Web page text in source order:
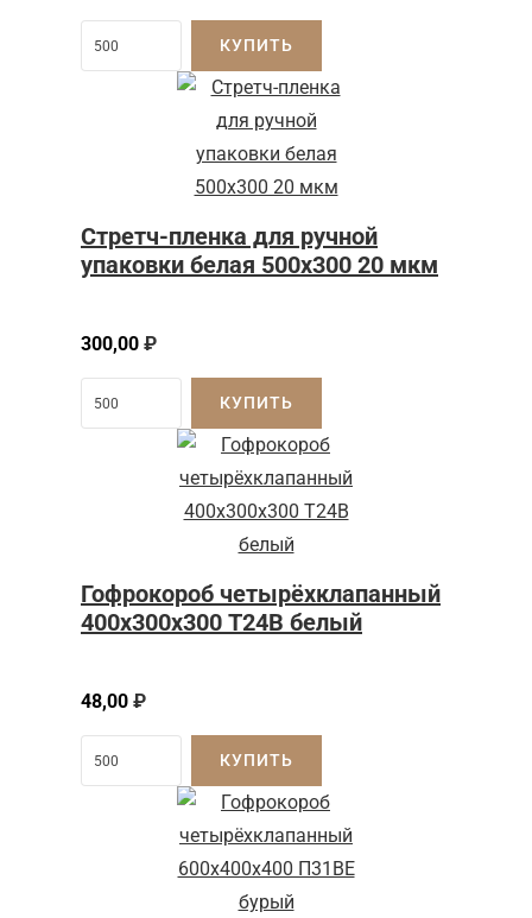
КУПИТЬ
Стретч-пленка для ручной
упаковки белая 500х300 20 мкм
300,00 ₽
КУПИТЬ
Гофрокороб четырёхклапанный
400х300х300 Т24В белый
48,00 ₽
КУПИТЬ